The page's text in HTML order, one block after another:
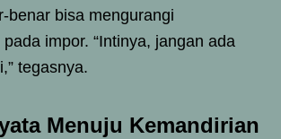
benar bisa mengurangi
impor. “Intinya, jangan ada
tegasnya.
Menuju Kemandirian